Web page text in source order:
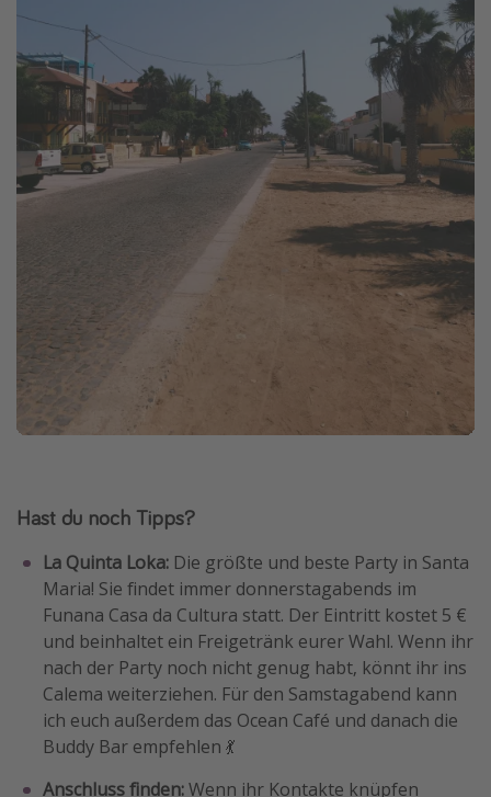
Hast du noch Tipps?
La Quinta Loka: Die größte und beste Party in Santa
Maria! Sie findet immer donnerstagabends im
Funana Casa da Cultura statt. Der Eintritt kostet 5 €
und beinhaltet ein Freigetränk eurer Wahl. Wenn ihr
nach der Party noch nicht genug habt, könnt ihr ins
Calema weiterziehen. Für den Samstagabend kann
ich euch außerdem das Ocean Café und danach die
Buddy Bar empfehlen 💃
Anschluss finden:Wenn ihr Kontakte knüpfen